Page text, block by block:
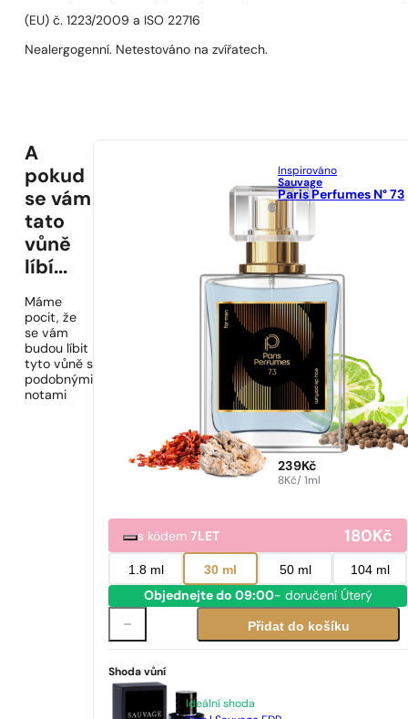
(EU) č. 1223/2009 a ISO 22716
Nealergogenní. Netestováno na zvířatech.
A
pokud
se vám
tato
vůně
líbí...
Máme
pocit, že
se vám
budou líbit
tyto vůně s
podobnými
notami
Inspirováno
Sauvage
Paris Perfumes N° 73
239Kč
8Kč/ 1ml
s kódem7LET 180Kč
1.8 ml 30 ml 50 ml 104 ml
Objednejte do 09:00- doručení Úterý
Přidat do košíku
Shoda vůní
Ideální shoda